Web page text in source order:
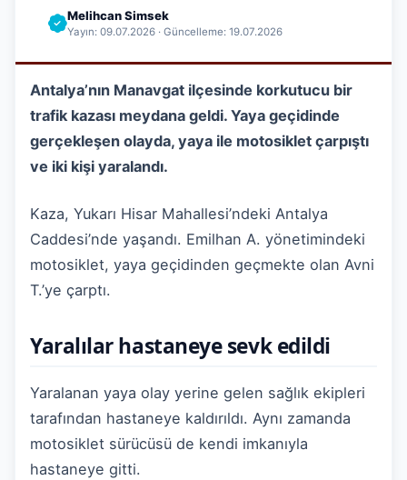
Melihcan Simsek
Yayın: 09.07.2026 · Güncelleme: 19.07.2026
Antalya’nın Manavgat ilçesinde korkutucu bir
trafik kazası meydana geldi. Yaya geçidinde
gerçekleşen olayda, yaya ile motosiklet çarpıştı
ve iki kişi yaralandı.
Kaza, Yukarı Hisar Mahallesi’ndeki Antalya
Caddesi’nde yaşandı. Emilhan A. yönetimindeki
motosiklet, yaya geçidinden geçmekte olan Avni
T.’ye çarptı.
Yaralılar hastaneye sevk edildi
Yaralanan yaya olay yerine gelen sağlık ekipleri
tarafından hastaneye kaldırıldı. Aynı zamanda
motosiklet sürücüsü de kendi imkanıyla
hastaneye gitti.